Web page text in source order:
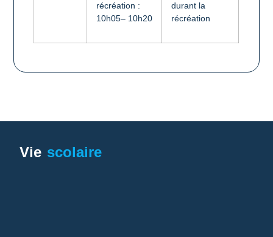
récréation :
10h05– 10h20
durant la
récréation
Vie scolaire